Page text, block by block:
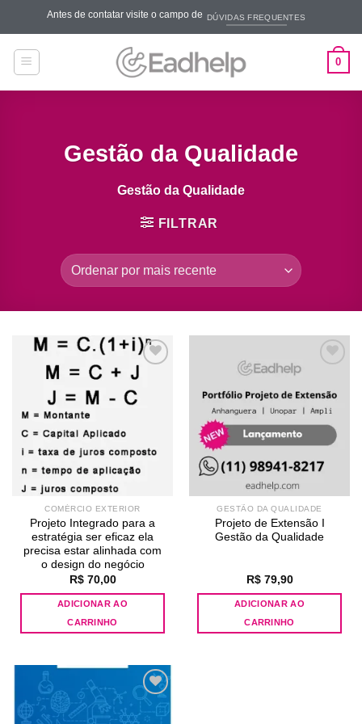
content
Antes de contatar visite o campo de DÚVIDAS FREQUENTES
0
Gestão da Qualidade
Gestão da Qualidade
FILTRAR
Add to
COMÉRCIO EXTERIOR
Projeto Integrado para a
estratégia ser eficaz ela
precisa estar alinhada com
o design do negócio
R$70,00
ADICIONAR AO
CARRINHO
wishlist
GESTÃO DA QUALIDADE
Projeto de Extensão I
Gestão da Qualidade
R$79,90
ADICIONAR AO
CARRINHO